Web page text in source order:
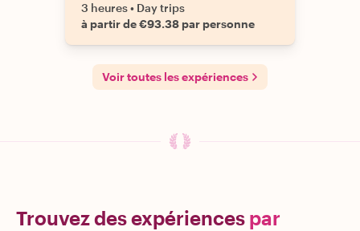
3 heures• Day trips
à partir de €93.38 par personne
Voir toutes les expériences
Trouvez des expériences par